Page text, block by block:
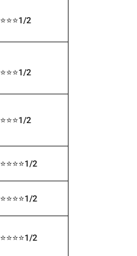
⭐⭐⭐1/2
⭐⭐⭐1/2
⭐⭐⭐1/2
⭐⭐⭐⭐1/2
⭐⭐⭐⭐1/2
⭐⭐⭐⭐1/2